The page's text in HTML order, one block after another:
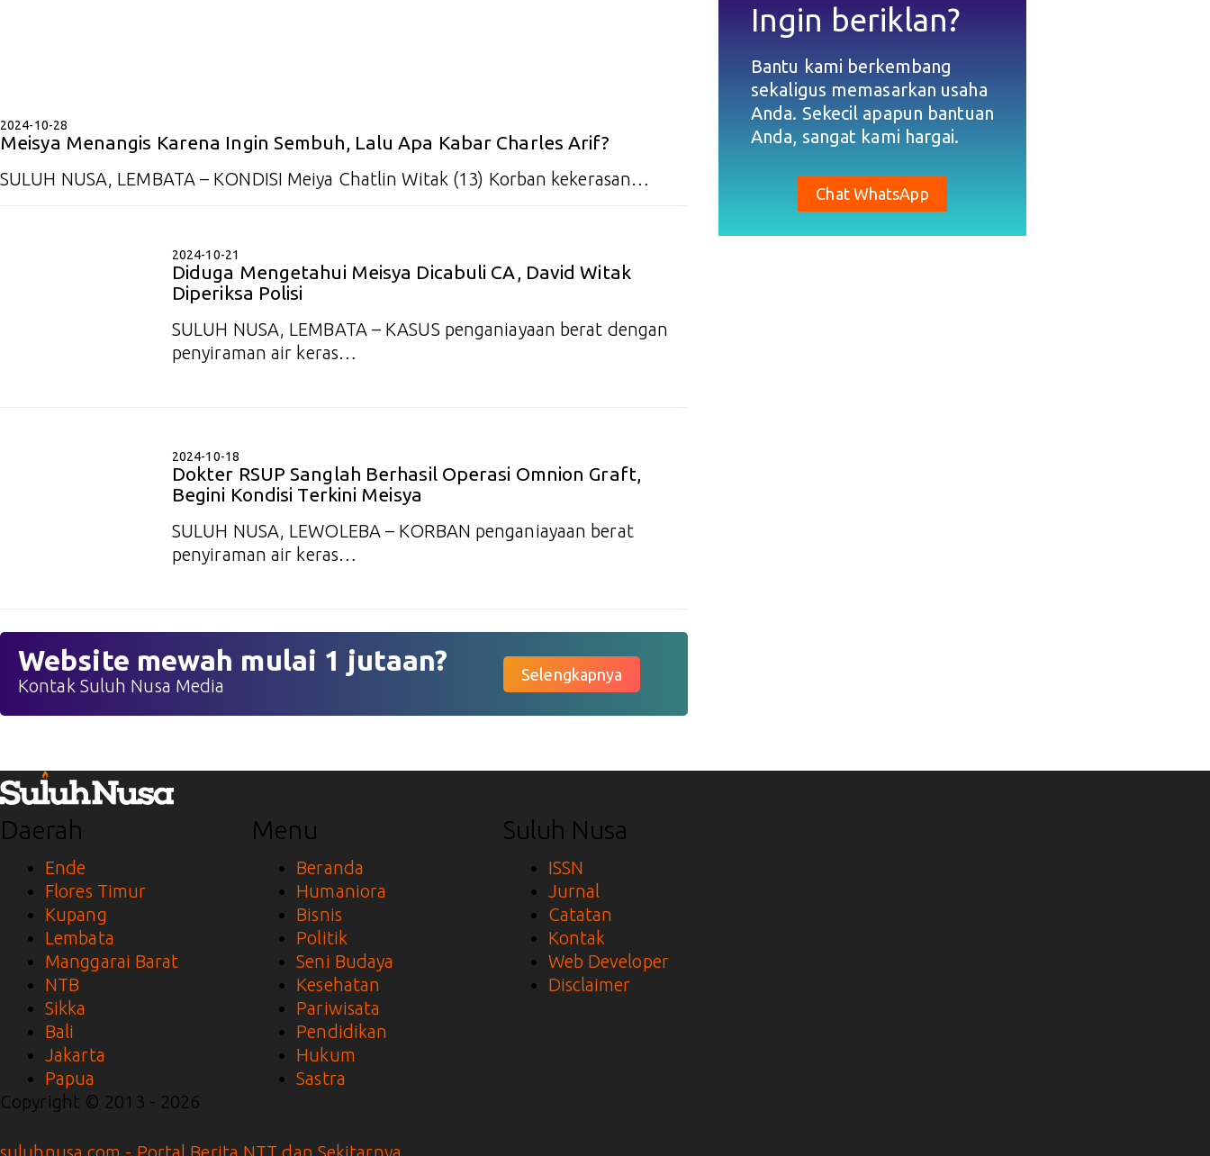
2024-10-28
Meisya Menangis Karena Ingin Sembuh, Lalu Apa Kabar Charles Arif?
SULUH NUSA, LEMBATA – KONDISI Meiya Chatlin Witak (13) Korban kekerasan…
2024-10-21
Diduga Mengetahui Meisya Dicabuli CA, David Witak
Diperiksa Polisi
SULUH NUSA, LEMBATA – KASUS penganiayaan berat dengan
penyiraman air keras…
2024-10-18
Dokter RSUP Sanglah Berhasil Operasi Omnion Graft,
Begini Kondisi Terkini Meisya
SULUH NUSA, LEWOLEBA – KORBAN penganiayaan berat
penyiraman air keras…
Website mewah mulai 1 jutaan?
Kontak Suluh Nusa Media
Selengkapnya
Ingin beriklan?
Bantu kami berkembang
sekaligus memasarkan usaha
Anda. Sekecil apapun bantuan
Anda, sangat kami hargai.
Chat WhatsApp
Daerah
Ende
Flores Timur
Kupang
Lembata
Manggarai Barat
NTB
Sikka
Bali
Jakarta
Papua
Menu
Beranda
Humaniora
Bisnis
Politik
Seni Budaya
Kesehatan
Pariwisata
Pendidikan
Hukum
Sastra
Suluh Nusa
ISSN
Jurnal
Catatan
Kontak
Web Developer
Disclaimer
Copyright © 2013 - 2026